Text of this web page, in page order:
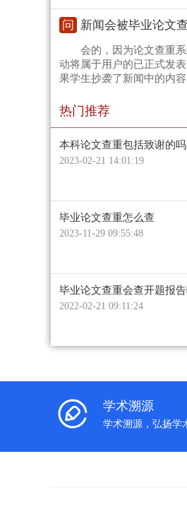
问 新闻会被毕业论文
会的，因为论文查重
动将属于用户的已正式发
果学生抄袭了新闻中的内
热门推荐
本科论文查重包括致谢的吗
2023-02-21 14:01:19
毕业论文查重怎么查
2023-11-29 09:55:48
毕业论文查重会查开题报
2022-02-21 09:11:24
学术溯源
学术溯源，弘扬学